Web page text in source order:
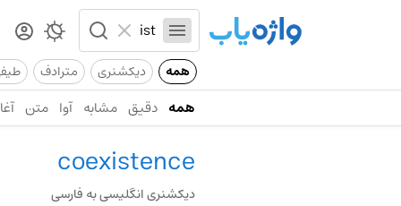
همه دیکشنری مترادف
همه دقیق مشابه آوا متن
coexistence
دیکشنری انگلیسی به فارسی